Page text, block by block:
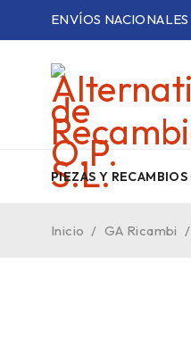
ENVÍOS NACIONALES
PIEZAS Y RECAMBIOS
Inicio / GA Ricambi /